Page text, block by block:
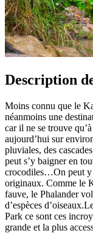
Description
Moins connu que le
néanmoins une
car il ne se trouve
aujourd’hui sur
pluviales, des
peut s’y baigner en
crocodiles…On peut y
originaux. Comme le
fauve, le Phalander
d’espèces
Park ce sont ces
grande et la plus